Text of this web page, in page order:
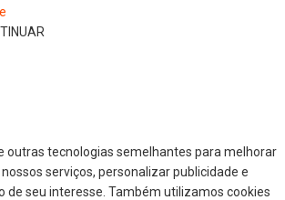
outras tecnologias semelhantes para melhorar
serviços, personalizar publicidade e
de seu interesse. Também utilizamos cookies